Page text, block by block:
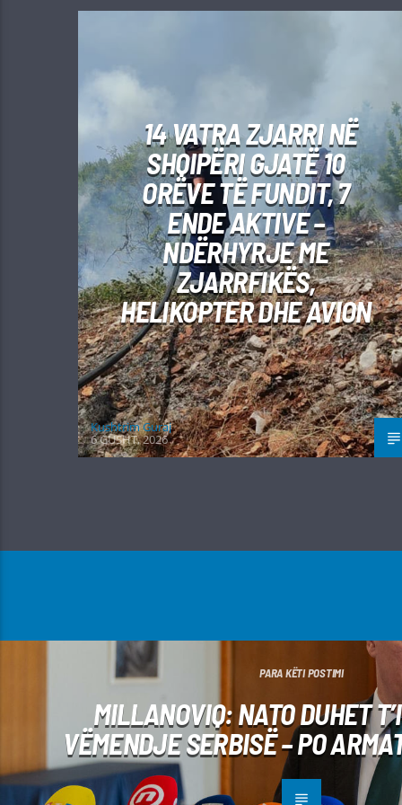
14 VATRA ZJARRI NË
SHQIPËRI GJATË 10
ORËVE TË FUNDIT, 7
ENDE AKTIVE –
NDËRHYRJE ME
ZJARRFIKËS,
HELIKOPTER DHE AVION
Kushtrim Guraj
6 GUSHT, 2026
PARA KËTI POSTIMI
MILLANOVIQ: NATO DUHET
VËMENDJE SERBISË – PO